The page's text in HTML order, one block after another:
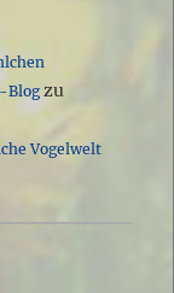
Blogzu
Vogelwelt